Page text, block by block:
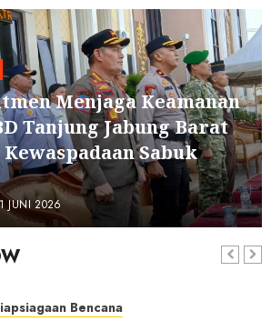
Menjaga Keamanan
Tanjung Jabung Barat
Sabuk
JUNI 2026
Bencana